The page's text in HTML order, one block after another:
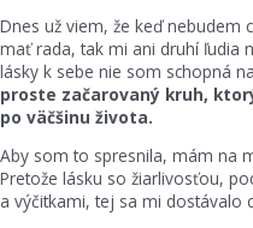
Dnes už viem, že keď nebudem
mať rada, tak mi ani druhí ľudia
lásky k sebe nie som schopná
proste začarovaný kruh,
po väčšinu života.
Aby som to spresnila, mám na
Pretože lásku so žiarlivosťou,
a výčitkami, tej sa mi dostávalo